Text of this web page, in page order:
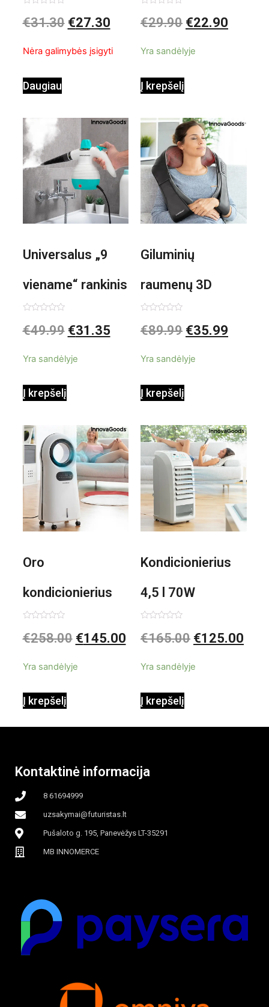
valiklis Klinmag
0
iš
€31.30 €27.30
Nėra galimybės įsigyti
Daugiau
Baltai pilkas
0
iš
€29.90 €22.90
Yra sandėlyje
Į krepšelį
Universalus „9
viename“ rankinis
garintuvas su
0,35 L 3 Bar
1000W
0
iš
€49.99 €31.35
Yra sandėlyje
Į krepšelį
Giluminių
raumenų 3D
elektrinis
Shiatsu
0
iš
€89.99 €35.99
Yra sandėlyje
Į krepšelį
Oro
kondicionierius
Evareer
garinamasis,
apšvietimas
0
iš
€258.00 €145.00
Yra sandėlyje
Į krepšelį
Kondicionierius
4,5 l 70W
nešiojamas,
0
iš
€165.00 €125.00
Yra sandėlyje
Į krepšelį
Kontaktinė informacija
8 61694999
uzsakymai@futuristas.lt
Pušaloto g. 195, Panevėžys LT-35291
MB INNOMERCE